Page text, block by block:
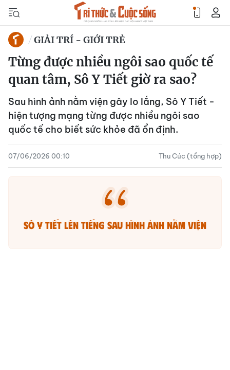
GIẢI TRÍ - GIỚI TRẺ
Từng được nhiều ngôi sao quốc tế
quan tâm, Sô Y Tiết giờ ra sao?
Sau hình ảnh nằm viện gây lo lắng, Sô Y Tiết -
hiện tượng mạng từng được nhiều ngôi sao
quốc tế cho biết sức khỏe đã ổn định.
07/06/2026 00:10 Thu Cúc (tổng hợp)
Sô Y Tiết lên tiếng sau hình ảnh nằm viện